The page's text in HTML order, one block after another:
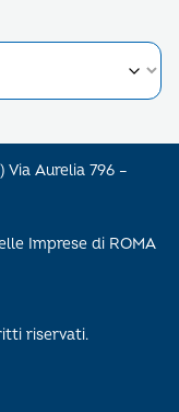
Via Aurelia 796 –
Imprese di ROMA
riservati.